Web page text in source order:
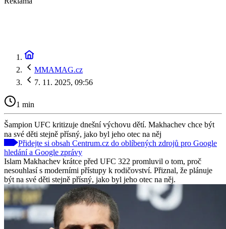
MMAMAG.cz
7. 11. 2025, 09:56
1 min
Šampion UFC kritizuje dnešní výchovu dětí. Makhachev chce být
na své děti stejně přísný, jako byl jeho otec na něj
Přidejte si obsah Centrum.cz do oblíbených zdrojů pro Google
hledání a Google zprávy
Islam Makhachev krátce před UFC 322 promluvil o tom, proč
nesouhlasí s moderními přístupy k rodičovství. Přiznal, že plánuje
být na své děti stejně přísný, jako byl jeho otec na něj.